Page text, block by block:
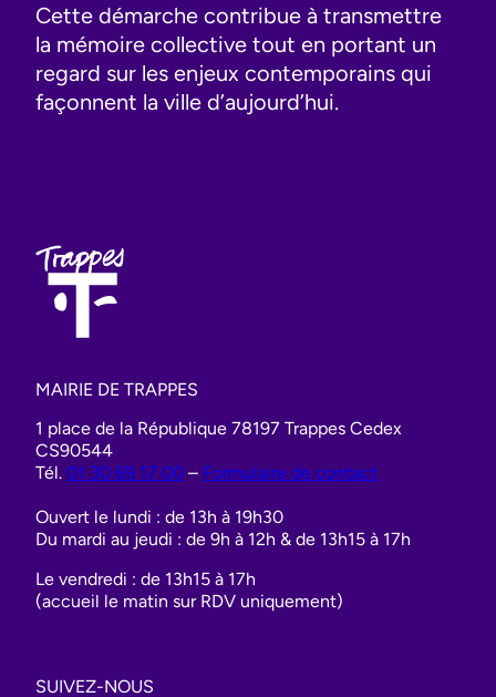
Cette démarche contribue à transmettre
la mémoire collective tout en portant un
regard sur les enjeux contemporains qui
façonnent la ville d’aujourd’hui.
MAIRIE DE TRAPPES
1 place de la République 78197 Trappes Cedex
CS90544
Tél. 01 30 69 17 00 – Formulaire de contact
Ouvert le lundi : de 13h à 19h30
Du mardi au jeudi : de 9h à 12h & de 13h15 à 17h
Le vendredi : de 13h15 à 17h
(accueil le matin sur RDV uniquement)
SUIVEZ-NOUS